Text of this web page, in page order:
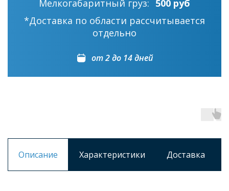
Мелкогабаритный груз: 500 руб
*Доставка по области рассчитывается
отдельно
от 2 до 14 дней
Описание Характеристики Доставка